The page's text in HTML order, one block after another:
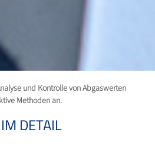
und Kontrolle von Abgaswerten
Methoden an.
DETAIL